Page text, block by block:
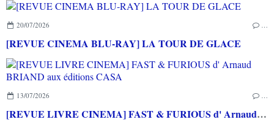
20/07/2026 …
[REVUE CINEMA BLU-RAY] LA TOUR DE GLACE
13/07/2026 …
[REVUE LIVRE CINEMA] FAST & FURIOUS d' Arnaud BRIAND aux éditions CASA